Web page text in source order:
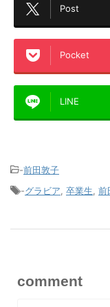
Post
Pocket
LINE
-前田敦子
-グラビア, 卒業生, 前
comment